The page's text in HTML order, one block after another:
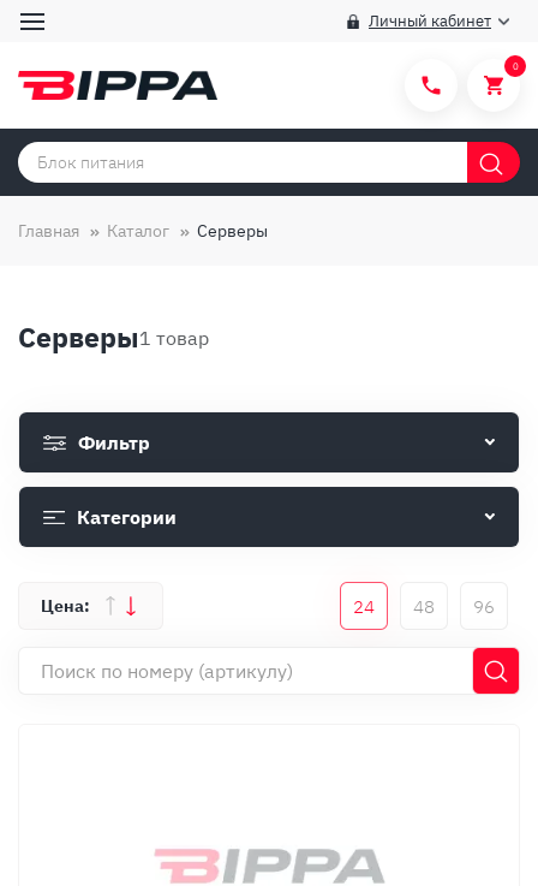
Личный кабинет
Категории товаров
Вопросы и ответы
Отзывы
Доставка
Оплата
Контакты
0
Главная Каталог Серверы
Серверы1 товар
Фильтр
Категории
24 48 96